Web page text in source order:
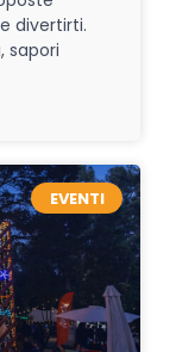
divertirti.
sapori
EVENTI